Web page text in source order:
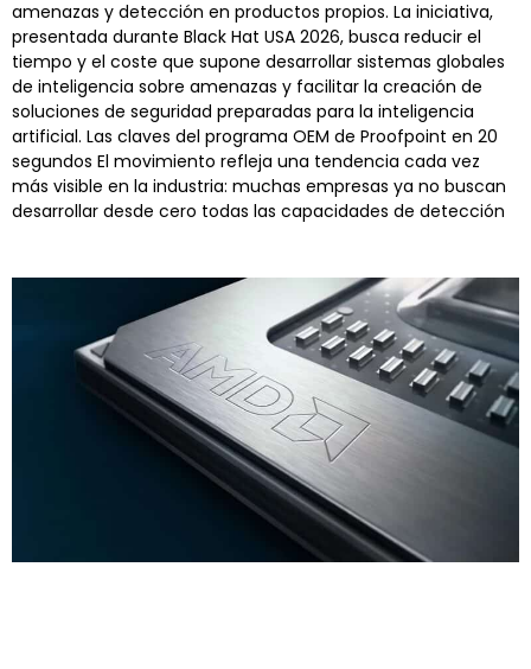
amenazas y detección en productos propios. La iniciativa,
presentada durante Black Hat USA 2026, busca reducir el
tiempo y el coste que supone desarrollar sistemas globales
de inteligencia sobre amenazas y facilitar la creación de
soluciones de seguridad preparadas para la inteligencia
artificial. Las claves del programa OEM de Proofpoint en 20
segundos El movimiento refleja una tendencia cada vez
más visible en la industria: muchas empresas ya no buscan
desarrollar desde cero todas las capacidades de detección